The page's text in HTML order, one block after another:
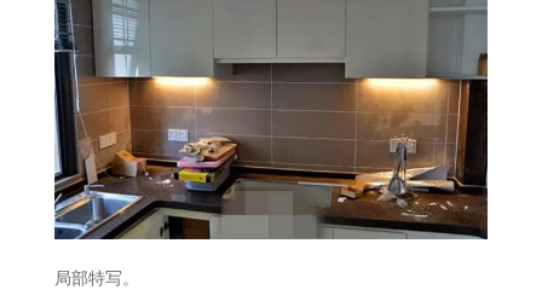
局部特写。